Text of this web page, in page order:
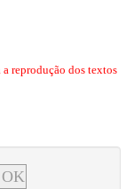
reprodução dos textos